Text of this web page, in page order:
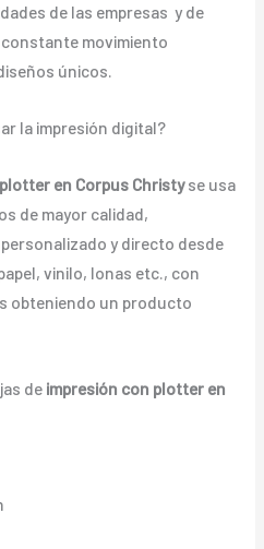
de las empresas y de
movimiento
únicos.
la impresión digital?
en Corpus Christyse usa
de mayor calidad,
y directo desde
vinilo, lonas etc., con
obteniendo un producto
de impresión con plotter en